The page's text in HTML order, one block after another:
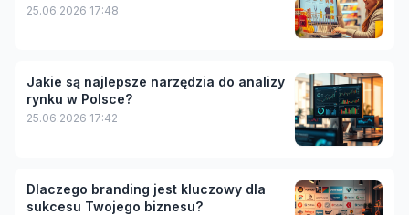
25.06.2026 17:48
Jakie są najlepsze narzędzia do analizy
rynku w Polsce?
25.06.2026 17:42
Dlaczego branding jest kluczowy dla
sukcesu Twojego biznesu?